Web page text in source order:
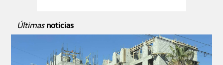
Últimas noticias